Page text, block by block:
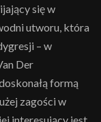
się w
utworu, która
– w
Der
formą
zagości w